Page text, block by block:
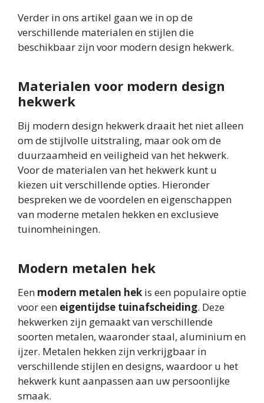
Verder in ons artikel gaan we in op de
verschillende materialen en stijlen die
beschikbaar zijn voor modern design hekwerk.
Materialen voor modern design
hekwerk
Bij modern design hekwerk draait het niet alleen
om de stijlvolle uitstraling, maar ook om de
duurzaamheid en veiligheid van het hekwerk.
Voor de materialen van het hekwerk kunt u
kiezen uit verschillende opties. Hieronder
bespreken we de voordelen en eigenschappen
van moderne metalen hekken en exclusieve
tuinomheiningen.
Modern metalen hek
Een modern metalen hek is een populaire optie
voor een eigentijdse tuinafscheiding. Deze
hekwerken zijn gemaakt van verschillende
soorten metalen, waaronder staal, aluminium en
ijzer. Metalen hekken zijn verkrijgbaar in
verschillende stijlen en designs, waardoor u het
hekwerk kunt aanpassen aan uw persoonlijke
smaak.